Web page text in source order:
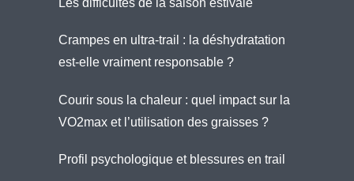
Les difficultés de la saison estivale
Crampes en ultra-trail : la déshydratation
est-elle vraiment responsable ?
Courir sous la chaleur : quel impact sur la
VO2max et l’utilisation des graisses ?
Profil psychologique et blessures en trail